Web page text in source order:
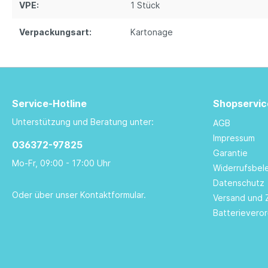
VPE: 1 Stück
Verpackungsart: Kartonage
Service-Hotline
Unterstützung und Beratung unter:
036372-97825
Mo-Fr, 09:00 - 17:00 Uhr
Oder über unser Kontaktformular.
AGB
Impressum
Garantie
Datenschutz
Versand und